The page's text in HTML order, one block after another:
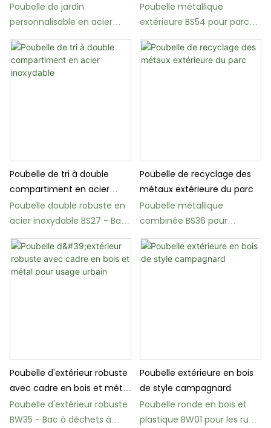
Poubelle de jardin
personnalisable en acier
inoxydable BS77 avec
revêtement en poudre
Poubelle métallique
extérieure BS54 pour parc
avec porte d'accès latérale
Poubelle de tri à double
compartiment en acier
inoxydable
Poubelle double robuste en
acier inoxydable BS27 - Bac
de tri extérieur
Poubelle de recyclage des
métaux extérieure du parc
Poubelle métallique
combinée BS36 pour
espaces publics
Poubelle d'extérieur robuste
avec cadre en bois et métal
pour usage urbain
Poubelle d'extérieur robuste
BW35 - Bac à déchets à
Poubelle extérieure en bois
de style campagnard
Poubelle ronde en bois et
plastique BW01 pour les rues